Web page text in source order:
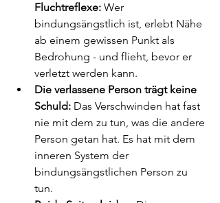
Fluchtreflexe: Wer
bindungsängstlich ist, erlebt Nähe
ab einem gewissen Punkt als
Bedrohung - und flieht, bevor er
verletzt werden kann.
Die verlassene Person trägt keine
Schuld: Das Verschwinden hat fast
nie mit dem zu tun, was die andere
Person getan hat. Es hat mit dem
inneren System der
bindungsängstlichen Person zu
tun.